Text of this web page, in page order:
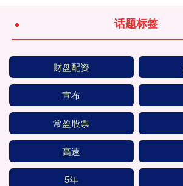
话题标签
财盘配资
宣布
常盈股票
高速
5年